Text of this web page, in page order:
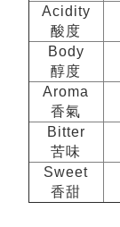
Acidity
酸度
Body
醇度
Aroma
香氣
Bitter
苦味
Sweet
香甜